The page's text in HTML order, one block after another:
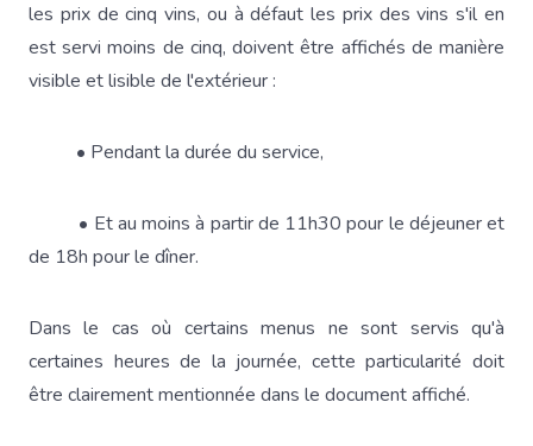
les prix de cinq vins, ou à défaut les prix des vins s'il en
est servi moins de cinq, doivent être affichés de manière
visible et lisible de l'extérieur :
• Pendant la durée du service,
• Et au moins à partir de 11h30 pour le déjeuner et
de 18h pour le dîner.
Dans le cas où certains menus ne sont servis qu'à
certaines heures de la journée, cette particularité doit
être clairement mentionnée dans le document affiché.